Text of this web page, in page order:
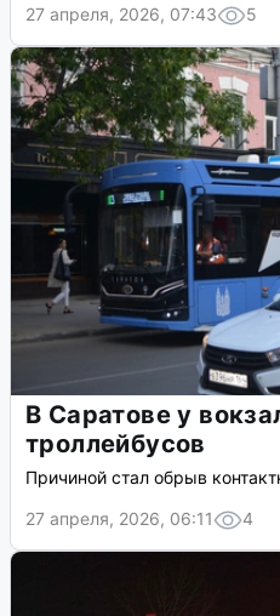
27 апреля, 2026, 07:43
5
В Саратове у
троллейбусов
Причиной стал обрыв
27 апреля, 2026, 06:11
4